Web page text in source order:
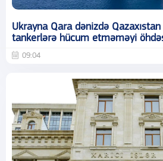
Ukrayna Qara dənizdə
tankerlərə hücum etməməyi
09:04